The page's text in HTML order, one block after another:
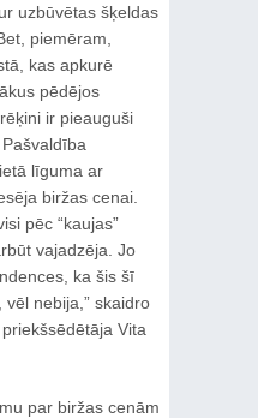
uzbūvētas šķeldas
piemēram,
kas apkurē
pēdējos
ir pieauguši
līguma ar
biržas cenai.
pēc “kaujas”
vajadzēja. Jo
ka šis šī
nebija,” skaidro
Vita
par biržas cenām